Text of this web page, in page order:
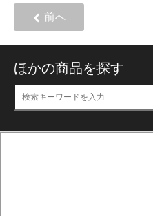
前へ
ほかの商品を探す